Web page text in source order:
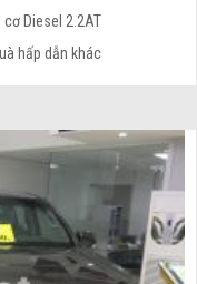
cơ Diesel 2.2AT
hấp dẫn khác